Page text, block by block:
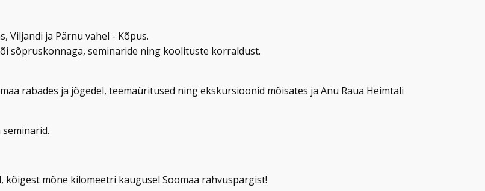
Viljandi ja Pärnu vahel - Kõpus.
sõpruskonnaga, seminaride ning koolituste korraldust.
rabades ja jõgedel, teemaüritused ning ekskursioonid mõisates ja Anu Raua Heimtali
kõigest mõne kilomeetri kaugusel Soomaa rahvuspargist!